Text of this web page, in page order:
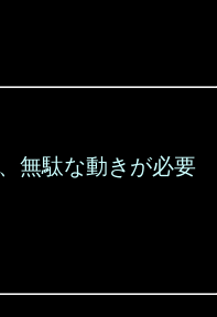
無駄な動きが必要